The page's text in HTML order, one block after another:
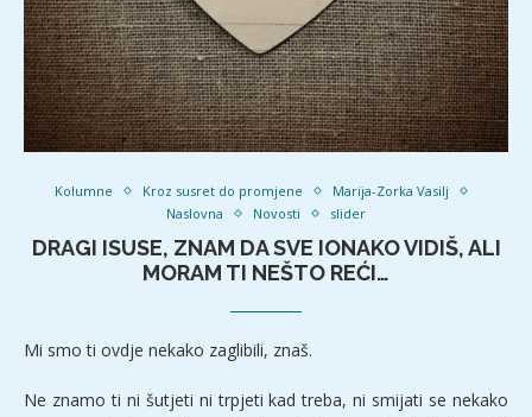
Kolumne Kroz susret do promjene
Marija-Zorka Vasilj
Naslovna
Novosti slider
DRAGI ISUSE, ZNAM DA SVE IONAKO VIDIŠ, ALI
MORAM TI NEŠTO REĆI…
Mi smo ti ovdje nekako zaglibili, znaš.
Ne znamo ti ni šutjeti ni trpjeti kad treba, ni smijati se nekako